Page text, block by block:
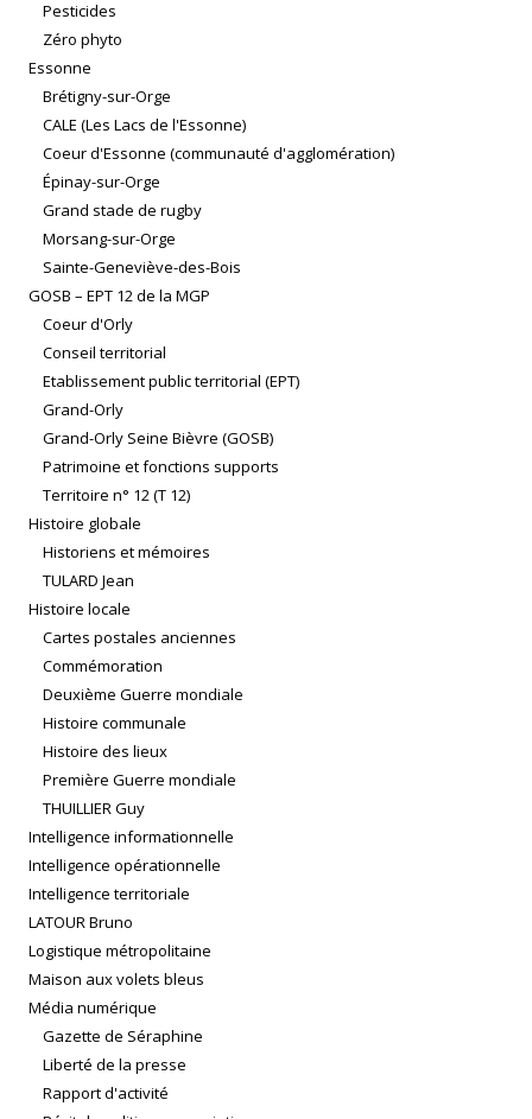
Pesticides
Zéro phyto
Essonne
Brétigny-sur-Orge
CALE (Les Lacs de l'Essonne)
Coeur d'Essonne (communauté d'agglomération)
Épinay-sur-Orge
Grand stade de rugby
Morsang-sur-Orge
Sainte-Geneviève-des-Bois
GOSB – EPT 12 de la MGP
Coeur d'Orly
Conseil territorial
Etablissement public territorial (EPT)
Grand-Orly
Grand-Orly Seine Bièvre (GOSB)
Patrimoine et fonctions supports
Territoire n° 12 (T 12)
Histoire globale
Historiens et mémoires
TULARD Jean
Histoire locale
Cartes postales anciennes
Commémoration
Deuxième Guerre mondiale
Histoire communale
Histoire des lieux
Première Guerre mondiale
THUILLIER Guy
Intelligence informationnelle
Intelligence opérationnelle
Intelligence territoriale
LATOUR Bruno
Logistique métropolitaine
Maison aux volets bleus
Média numérique
Gazette de Séraphine
Liberté de la presse
Rapport d'activité